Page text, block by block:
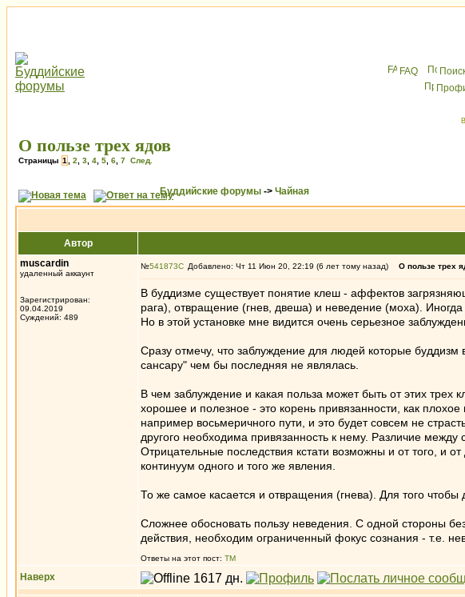
FAQ
О пользе трех ядов
Страницы 1 2 3 4 5 6 7 След.
Буддийские форумы -> Чайная
Автор
muscardin
удаленный аккаунт
Зарегистрирован:
09.04.2019
Суждений: 489
№541873 Добавлено: Чт 11 Июн 20, 22:19 (6 лет тому назад) О пользе трех
В буддизме существует понятие клеш - аффектов
рага), отвращение (гнев, двеша) и неведение (моха).
Но в этой установке мне видится очень серьезное
Сразу отмечу, что заблуждение для людей которые
сансару" чем бы последняя не являлась.
В чем заблуждение и какая польза может быть от этих
хорошее и полезное - это корень привязанности, как
например восьмеричного пути, и это будет совсем не
другого необходима привязанность к нему. Различие
Отрицательные последствия кстати возможны и от того, и
континуум одного и того же явления.
То же самое касается и отвращения (гнева). Для того
Сложнее обосновать пользу неведения. С одной стороны
действия, необходим ограниченный фокус сознания - т.е.
Ответы на этот пост: ТМ
Наверх